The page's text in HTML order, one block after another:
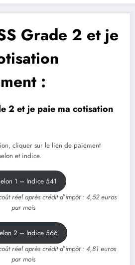
Grade 2 et je
:
2 et je paie ma cotisation
cliquer sur le lien de paiement
et indice.
1 – Indice 541
réel après crédit d’impôt : 4,52 euros
par mois
2 – Indice 566
réel après crédit d’impôt : 4,81 euros
par mois